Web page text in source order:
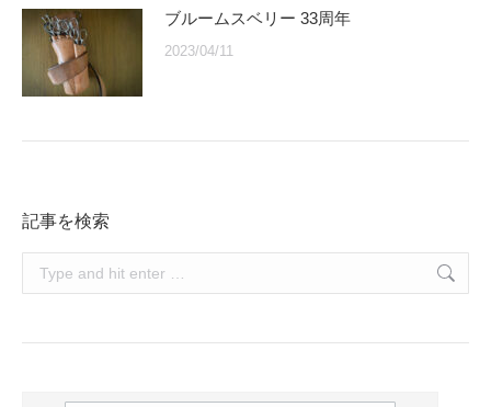
ブルームスベリー 33周年
2023/04/11
記事を検索
Search: